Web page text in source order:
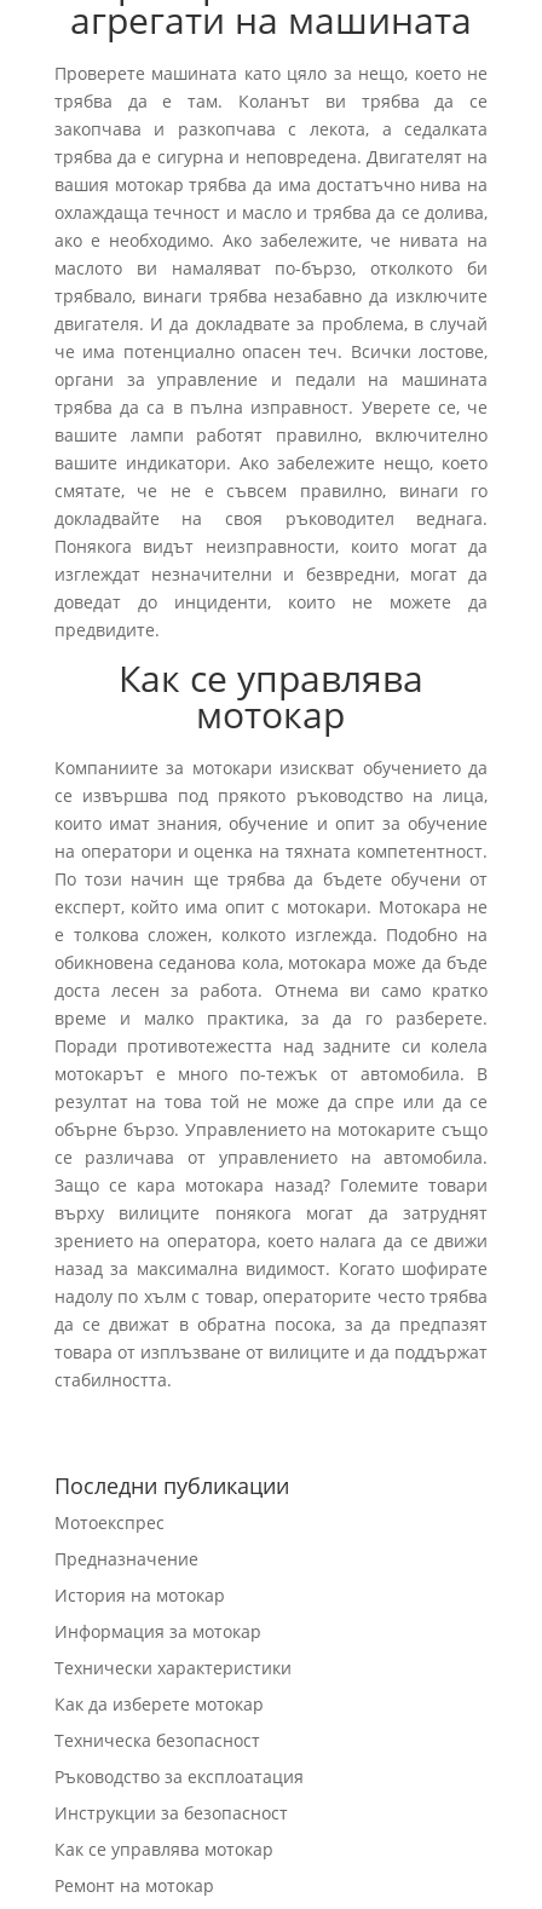
агрегати на машината
Проверете машината като цяло за нещо, което не
трябва да е там. Коланът ви трябва да се
закопчава и разкопчава с лекота, а седалката
трябва да е сигурна и неповредена. Двигателят на
вашия мотокар трябва да има достатъчно нива на
охлаждаща течност и масло и трябва да се долива,
ако е необходимо. Ако забележите, че нивата на
маслото ви намаляват по-бързо, отколкото би
трябвало, винаги трябва незабавно да изключите
двигателя. И да докладвате за проблема, в случай
че има потенциално опасен теч. Всички лостове,
органи за управление и педали на машината
трябва да са в пълна изправност. Уверете се, че
вашите лампи работят правилно, включително
вашите индикатори. Ако забележите нещо, което
смятате, че не е съвсем правилно, винаги го
докладвайте на своя ръководител веднага.
Понякога видът неизправности, които могат да
изглеждат незначителни и безвредни, могат да
доведат до инциденти, които не можете да
предвидите.
Как се управлява
мотокар
Компаниите за мотокари изискват обучението да
се извършва под прякото ръководство на лица,
които имат знания, обучение и опит за обучение
на оператори и оценка на тяхната компетентност.
По този начин ще трябва да бъдете обучени от
експерт, който има опит с мотокари. Мотокара не
е толкова сложен, колкото изглежда. Подобно на
обикновена седанова кола, мотокара може да бъде
доста лесен за работа. Отнема ви само кратко
време и малко практика, за да го разберете.
Поради противотежестта над задните си колела
мотокарът е много по-тежък от автомобила. В
резултат на това той не може да спре или да се
обърне бързо. Управлението на мотокарите също
се различава от управлението на автомобила.
Защо се кара мотокара назад? Големите товари
върху вилиците понякога могат да затруднят
зрението на оператора, което налага да се движи
назад за максимална видимост. Когато шофирате
надолу по хълм с товар, операторите често трябва
да се движат в обратна посока, за да предпазят
товара от изплъзване от вилиците и да поддържат
стабилността.
Последни публикации
Мотоекспрес
Предназначение
История на мотокар
Информация за мотокар
Технически характеристики
Как да изберете мотокар
Техническа безопасност
Ръководство за експлоатация
Инструкции за безопасност
Как се управлява мотокар
Ремонт на мотокар